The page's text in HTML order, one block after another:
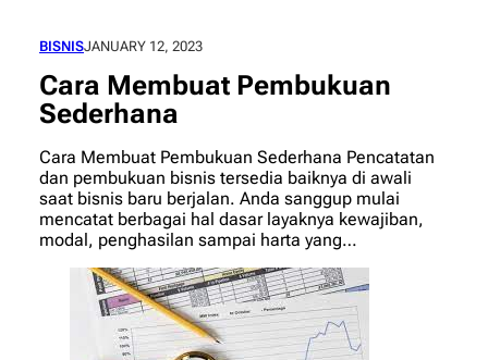
BISNISJANUARY 12, 2023
Cara Membuat Pembukuan
Sederhana
Cara Membuat Pembukuan Sederhana Pencatatan
dan pembukuan bisnis tersedia baiknya di awali
saat bisnis baru berjalan. Anda sanggup mulai
mencatat berbagai hal dasar layaknya kewajiban,
modal, penghasilan sampai harta yang…